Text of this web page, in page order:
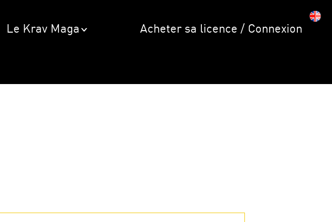
Le Krav Maga
Acheter sa licence / Connexion